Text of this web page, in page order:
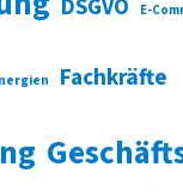
DSGVO E-
Fachkräfte